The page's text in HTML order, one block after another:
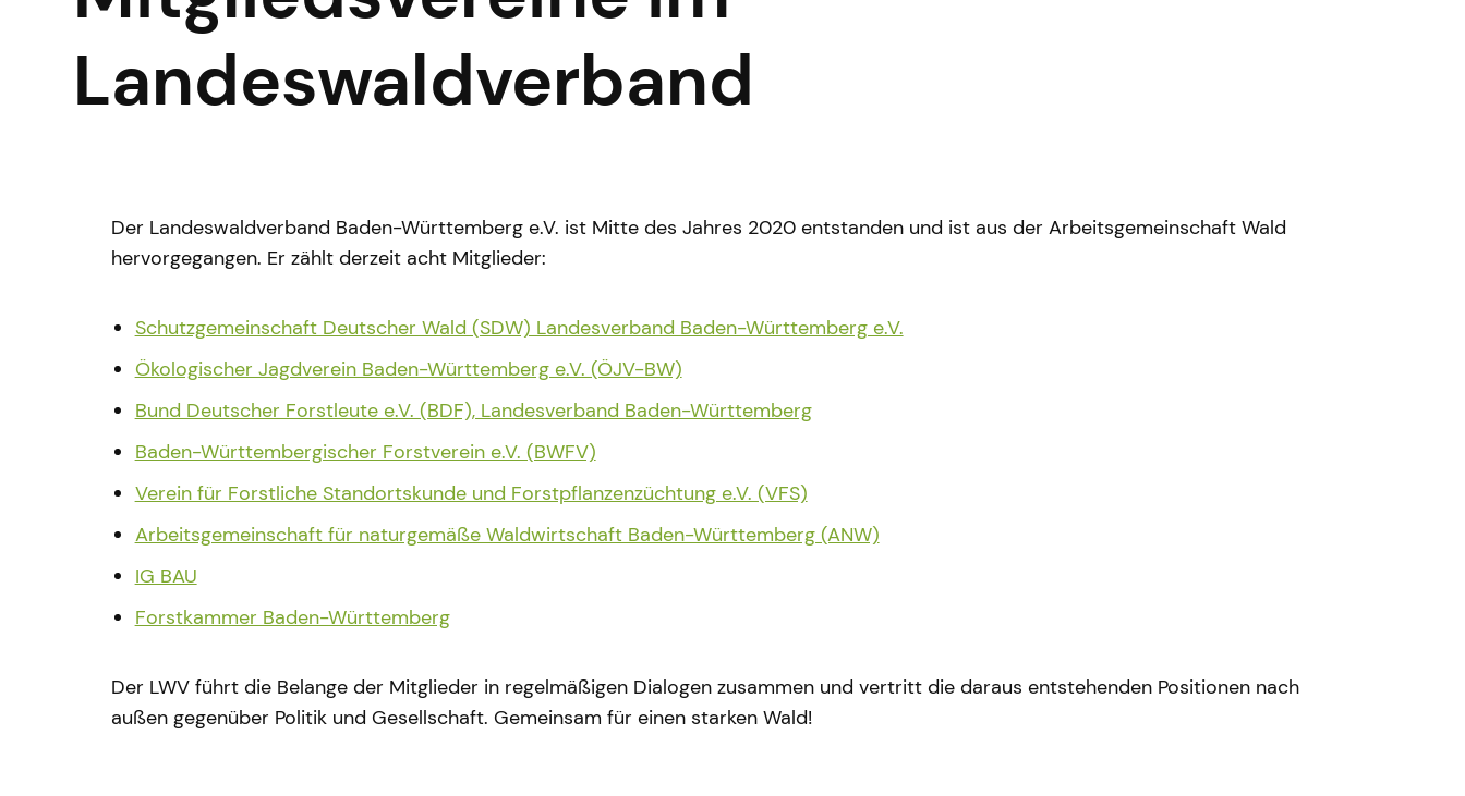
Landeswaldverband
Der Landeswaldverband Baden-Württemberg e.V. ist Mitte des Jahres 2020 entstanden und ist aus der Arbeitsgemeinschaft Wald
hervorgegangen. Er zählt derzeit acht Mitglieder:
Schutzgemeinschaft Deutscher Wald (SDW) Landesverband Baden-Württemberg e.V.
Ökologischer Jagdverein Baden-Württemberg e.V. (ÖJV-BW)
Bund Deutscher Forstleute e.V. (BDF), Landesverband Baden-Württemberg
Baden-Württembergischer Forstverein e.V. (BWFV)
Verein für Forstliche Standortskunde und Forstpflanzenzüchtung e.V. (VFS)
Arbeitsgemeinschaft für naturgemäße Waldwirtschaft Baden-Württemberg (ANW)
IG BAU
Forstkammer Baden-Württemberg
Der LWV führt die Belange der Mitglieder in regelmäßigen Dialogen zusammen und vertritt die daraus entstehenden Positionen nach
außen gegenüber Politik und Gesellschaft. Gemeinsam für einen starken Wald!